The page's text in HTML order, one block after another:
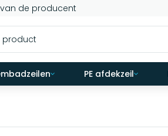
de producent
PE afdekzeil